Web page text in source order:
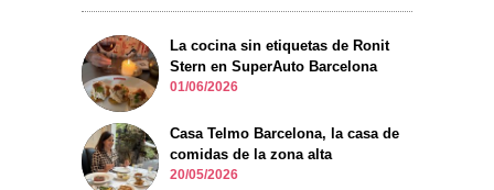
La cocina sin etiquetas de Ronit
Stern en SuperAuto Barcelona
01/06/2026
Casa Telmo Barcelona, la casa de
comidas de la zona alta
20/05/2026